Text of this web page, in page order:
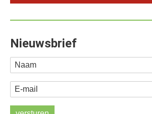
Nieuwsbrief
Naam
E-mail